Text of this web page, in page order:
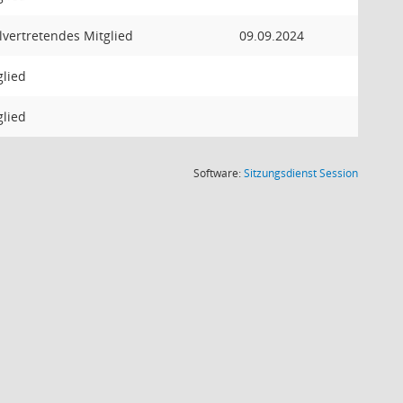
Mitglied 09.09.2024
Software:SitzungsdienstSession(Wird in